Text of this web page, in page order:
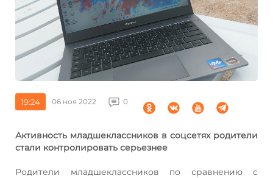
19:24 06 ноя 2022 0
Активность младшеклассников в соцсетях родители
стали контролировать серьезнее
Родители младшеклассников по сравнению с